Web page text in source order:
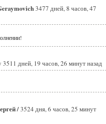
3477 дней, 8 часов, 47
3511 дней, 19 часов, 26 минут назад
/3524 дня, 6 часов, 25 минут